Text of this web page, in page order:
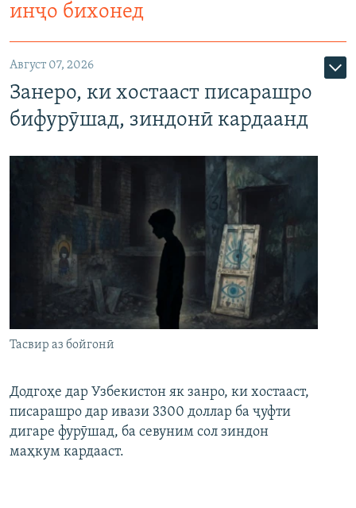
инҷо бихонед
Август 07, 2026
Занеро, ки хостааст писарашро
бифурӯшад, зиндонӣ кардаанд
Тасвир аз бойгонӣ
Додгоҳе дар Узбекистон як занро, ки хостааст,
писарашро дар ивази 3300 доллар ба ҷуфти
дигаре фурӯшад, ба севуним сол зиндон
маҳкум кардааст.